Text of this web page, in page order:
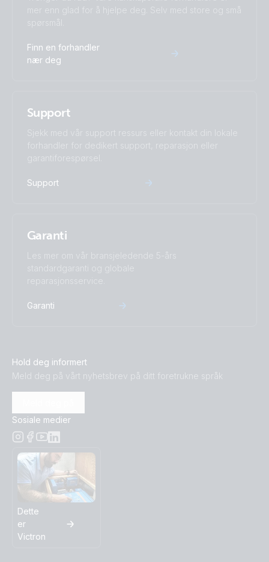
ISO9001 certificate
mer enn glad for å hjelpe deg. Selv med store og små
spørsmål.
Finn en forhandler
nær deg
Support
Sjekk med vår support ressurs eller kontakt din lokale
forhandler for dedikert support, reparasjon eller
garantiforespørsel.
Support
Garanti
Les mer om vår bransjeledende 5-års
standardgaranti og globale
reparasjonsservice.
Garanti
Hold deg informert
Meld deg på vårt nyhetsbrev på ditt foretrukne språk
Sosiale medier
Dette
er
Victron